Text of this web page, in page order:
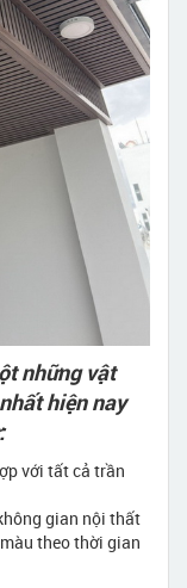
những vật
hiện nay
với tất cả trần
gian nội thất
theo thời gian